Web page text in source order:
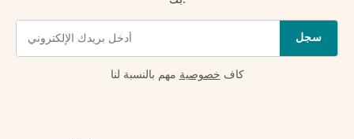
سجل
كاف خصوصية مهم بالنسبة لنا